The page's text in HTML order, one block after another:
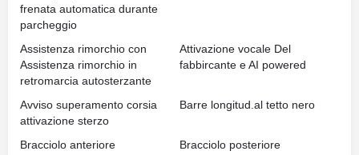
frenata automatica durante
parcheggio
Assistenza rimorchio con
Assistenza rimorchio in
retromarcia autosterzante
Attivazione vocale Del
fabbircante e AI powered
Avviso superamento corsia
attivazione sterzo
Barre longitud.al tetto nero
Bracciolo anteriore
Bracciolo posteriore